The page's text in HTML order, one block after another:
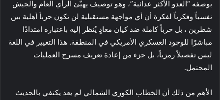
بوصفه “العدو الأكثر عدائية”، وهو توصيف يهيّئ الرأي العام والجيش
نفسياً وفكرياً لفكرة أن أي مواجهة مستقبلية لن تكون حرباً أهلية بين
شطرين ، بل حرباً كاملة ضد كيان معادٍ يُنظر إليه باعتباره امتدادًا
مباشرًا للوجود العسكري الأمريكي في المنطقة. هذا التغيير في اللغة
ليس تفصيلاً رمزياً، بل جزء من إعادة تعريف مسرح العمليات
المحتمل.
الأهم من ذلك أن الخطاب الكوري الشمالي لم يعد يكتفي بالحديث